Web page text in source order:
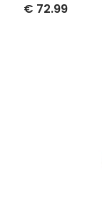
€ 72.99